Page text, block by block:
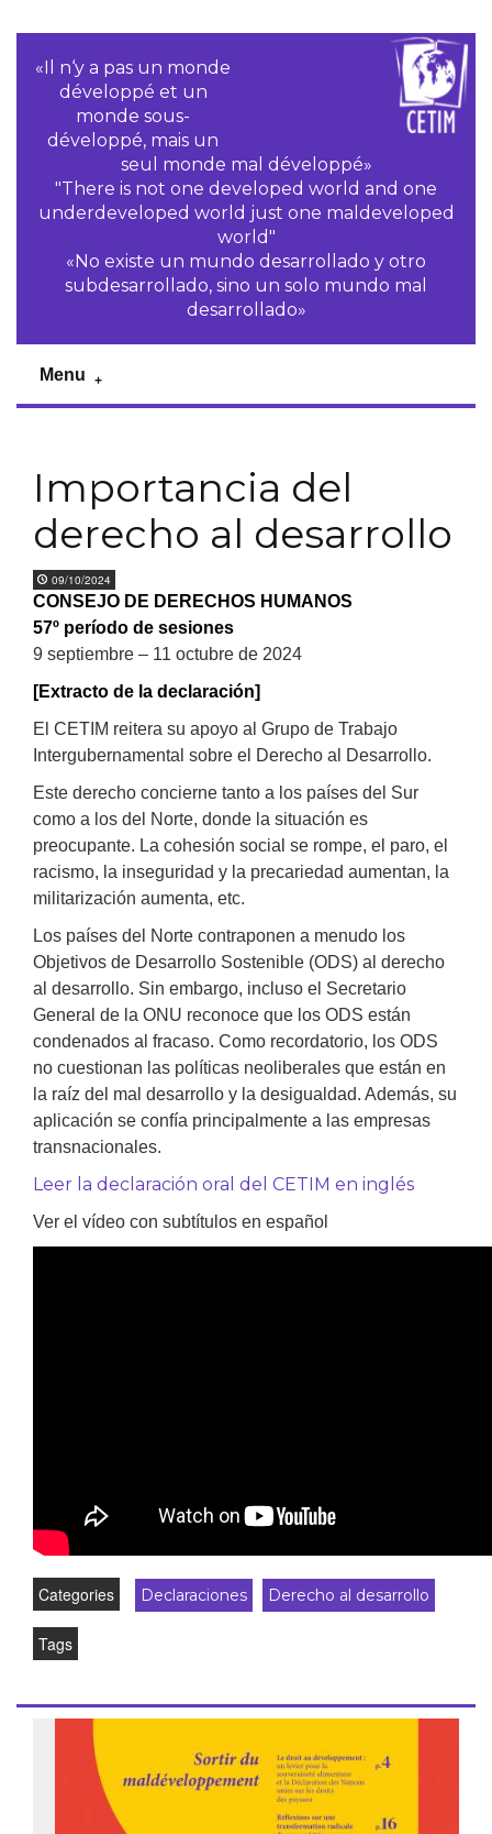
«Il n‘y a pas un monde
développé et un
monde sous-
développé, mais un
seul monde mal développé»
"There is not one developed world and one
underdeveloped world just one maldeveloped
world"
«No existe un mundo desarrollado y otro
subdesarrollado, sino un solo mundo mal
desarrollado»
Menu
Importancia del
derecho al desarrollo
09/10/2024
CONSEJO DE DERECHOS HUMANOS
57º período de sesiones
9 septiembre – 11 octubre de 2024
[Extracto de la declaración]
El CETIM reitera su apoyo al Grupo de Trabajo
Intergubernamental sobre el Derecho al Desarrollo.
Este derecho concierne tanto a los países del Sur
como a los del Norte, donde la situación es
preocupante. La cohesión social se rompe, el paro, el
racismo, la inseguridad y la precariedad aumentan, la
militarización aumenta, etc.
Los países del Norte contraponen a menudo los
Objetivos de Desarrollo Sostenible (ODS) al derecho
al desarrollo. Sin embargo, incluso el Secretario
General de la ONU reconoce que los ODS están
condenados al fracaso. Como recordatorio, los ODS
no cuestionan las políticas neoliberales que están en
la raíz del mal desarrollo y la desigualdad. Además, su
aplicación se confía principalmente a las empresas
transnacionales.
Leer la declaración oral del CETIM en inglés
Ver el vídeo con subtítulos en español
Categories Declaraciones Derecho al desarrollo
Tags